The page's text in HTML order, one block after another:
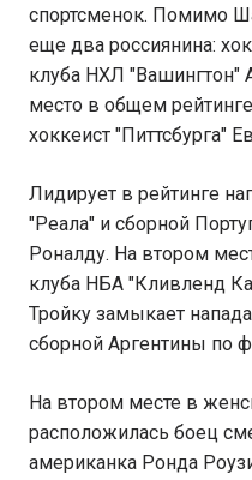
спортсменок. Помимо
еще два россиянина:
клуба НХЛ "Вашингтон"
место в общем
хоккеист "Питтсбурга"
Лидирует в рейтинге
"Реала" и сборной
Роналду. На втором
клуба НБА "Кливленд
Тройку замыкает
сборной Аргентины по
На втором месте в
расположилась боец
американка Ронда